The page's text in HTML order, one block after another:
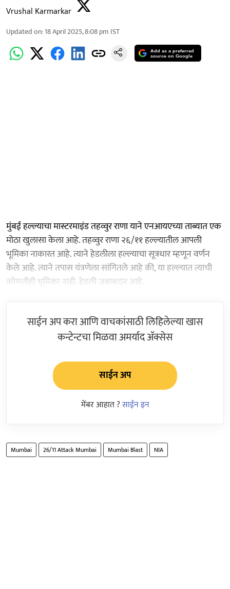
Vrushal Karmarkar
Updated on:18 April 2025, 8:08 pm IST
Add as a preferred
source on Google
मुंबई हल्ल्याचा मास्टरमाइंड तहव्वुर राणा याने एनआयएच्या ताब्यात एक
मोठा खुलासा केला आहे. तहव्वुर राणा २६/११ हल्ल्यातील आपली
भूमिका नाकारत आहे. त्याने हेडलीला हल्ल्याचा सूत्रधार म्हणून वर्णन
केले आहे. त्याने तपास यंत्रणेला सांगितले आहे की, या हल्ल्यात त्याची
कोणतीही भूमिका नाही. हेडली जबाबदार आहे.
साईन अप करा आणि वाचकांसाठी लिहिलेल्या खास
कन्टेन्टचा मिळवा अमर्याद ॲक्सेस
साईन अप
मेंबर आहात ?साईन इन
Mumbai 26/11 Attack Mumbai Mumbai Blast NIA